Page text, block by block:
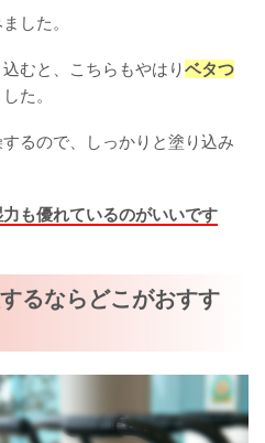
した。
むと、こちらもやはりベタつ
た。
るので、しっかりと塗り込み
も優れているのがいいです
るならどこがおすす